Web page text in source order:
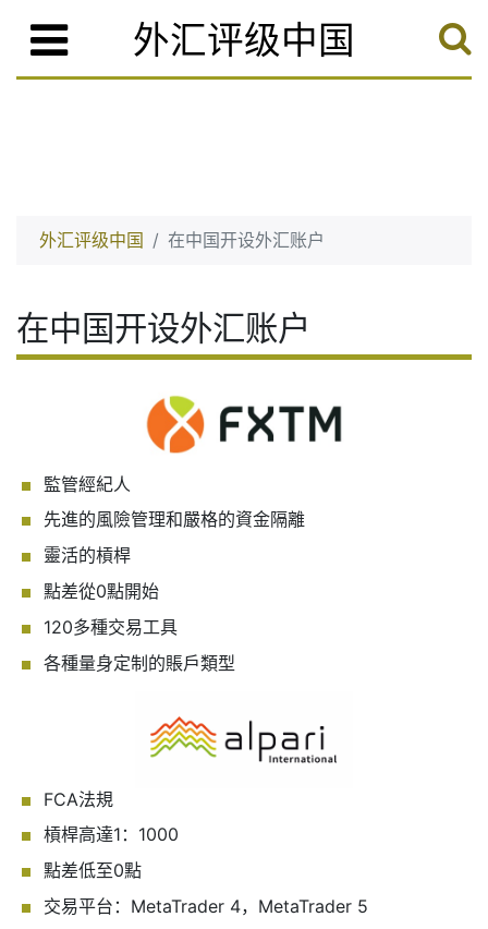
外汇评级中国
外汇评级中国 在中国开设外汇账户
在中国开设外汇账户
監管經紀人
先進的風險管理和嚴格的資金隔離
靈活的槓桿
點差從0點開始
120多種交易工具
各種量身定制的賬戶類型
FCA法規
槓桿高達1：1000
點差低至0點
交易平台：MetaTrader 4，MetaTrader 5